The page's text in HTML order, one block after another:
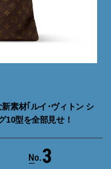
素材｢ルイ･ヴィトン シ
10型を全部見せ！
3